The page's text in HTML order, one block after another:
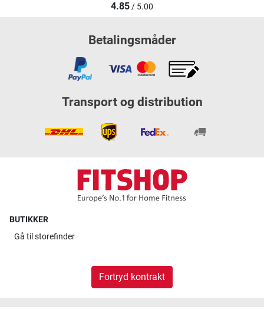
4.85/ 5.00
Betalingsmåder
Transport og distribution
BUTIKKER
Gå til storefinder
Fortryd kontrakt